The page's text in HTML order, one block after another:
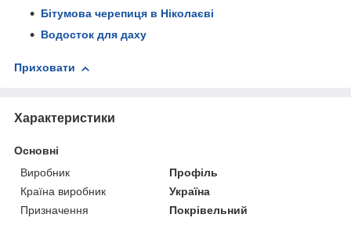
Бітумова черепиця в Ніколаєві
Водосток для даху
Приховати
Характеристики
Основні
Виробник
Профіль
Країна виробник
Україна
Призначення
Покрівельний